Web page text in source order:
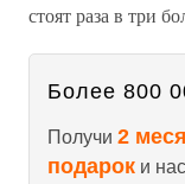
стоят раза в три
Более 800
Получи 2
подарок и